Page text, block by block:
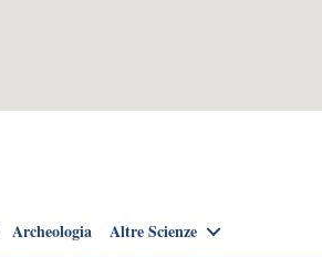
Archeologia Altre Scienze